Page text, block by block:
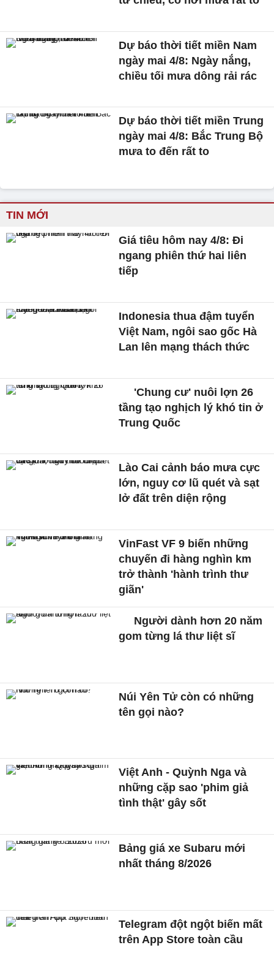
Dự báo thời tiết miền Nam
ngày mai 4/8: Ngày nắng,
chiều tối mưa dông rải rác
Dự báo thời tiết miền Trung
ngày mai 4/8: Bắc Trung Bộ
mưa to đến rất to
TIN MỚI
Giá tiêu hôm nay 4/8: Đi
ngang phiên thứ hai liên
tiếp
Indonesia thua đậm tuyển
Việt Nam, ngôi sao gốc Hà
Lan lên mạng thách thức
'Chung cư' nuôi lợn 26
tầng tạo nghịch lý khó tin ở
Trung Quốc
Lào Cai cảnh báo mưa cực
lớn, nguy cơ lũ quét và sạt
lở đất trên diện rộng
VinFast VF 9 biến những
chuyến đi hàng nghìn km
trở thành 'hành trình thư
giãn'
Người dành hơn 20 năm
gom từng lá thư liệt sĩ
Núi Yên Tử còn có những
tên gọi nào?
Việt Anh - Quỳnh Nga và
những cặp sao 'phim giả
tình thật' gây sốt
Bảng giá xe Subaru mới
nhất tháng 8/2026
Telegram đột ngột biến mất
trên App Store toàn cầu